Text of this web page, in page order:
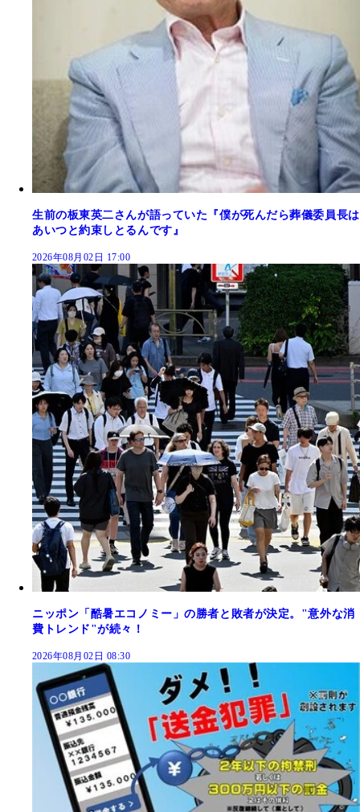
生前の板東英二さんが語っていた『僕が死んだら葬儀委員長は
あいつと約束しとるんです』
2026年08月02日 17:00
ニッポン「酷暑エコノミー」の勝者と敗者が決定。"意外な消
費トレンド"が続々！
2026年08月02日 08:30